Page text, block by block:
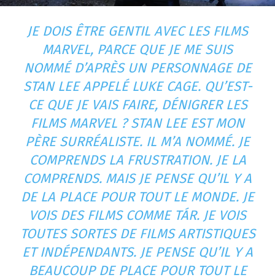
JE DOIS ÊTRE GENTIL AVEC LES FILMS
MARVEL, PARCE QUE JE ME SUIS
NOMMÉ D’APRÈS UN PERSONNAGE DE
STAN LEE APPELÉ LUKE CAGE. QU’EST-
CE QUE JE VAIS FAIRE, DÉNIGRER LES
FILMS MARVEL ? STAN LEE EST MON
PÈRE SURRÉALISTE. IL M’A NOMMÉ. JE
COMPRENDS LA FRUSTRATION. JE LA
COMPRENDS. MAIS JE PENSE QU’IL Y A
DE LA PLACE POUR TOUT LE MONDE. JE
VOIS DES FILMS COMME TÁR. JE VOIS
TOUTES SORTES DE FILMS ARTISTIQUES
ET INDÉPENDANTS. JE PENSE QU’IL Y A
BEAUCOUP DE PLACE POUR TOUT LE